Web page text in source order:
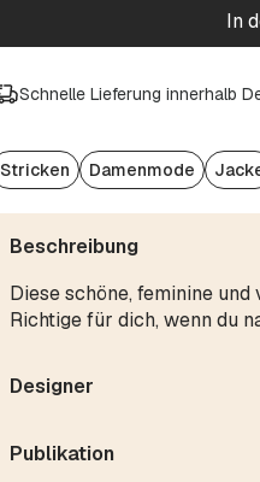
In
Schnelle Lieferung innerhalb
Stricken Damenmode
Beschreibung
Diese schöne, feminine
Richtige für dich, wenn du
Designer
Publikation